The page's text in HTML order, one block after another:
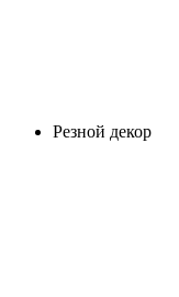
Резной декор